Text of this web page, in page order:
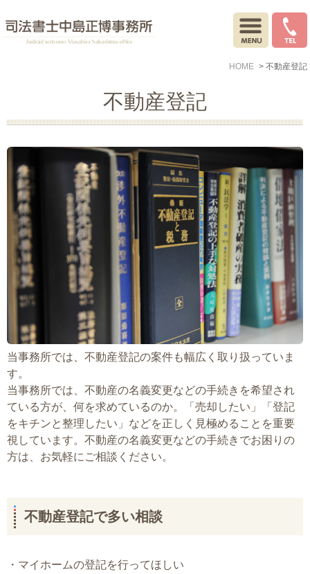
HOME 不動産登記
不動産登記
当事務所では、不動産登記の案件も幅広く取り扱っていま
す。
当事務所では、不動産の名義変更などの手続きを希望され
ている方が、何を求めているのか。「売却したい」「登記
をキチンと整理したい」などを正しく見極めることを重要
視しています。不動産の名義変更などの手続きでお困りの
方は、お気軽にご相談ください。
不動産登記で多い相談
マイホームの登記を行ってほしい